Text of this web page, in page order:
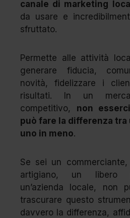
canale di marketing
da usare e
sfruttato.
Permette alle attività
generare fiducia,
novità, fidelizzare i
risultati. In un
competitivo, non
può fare la differenza tra
uno in meno.
Se sei un
artigiano, un libero
un’azienda locale, non
trascurare questo
davvero la differenza,